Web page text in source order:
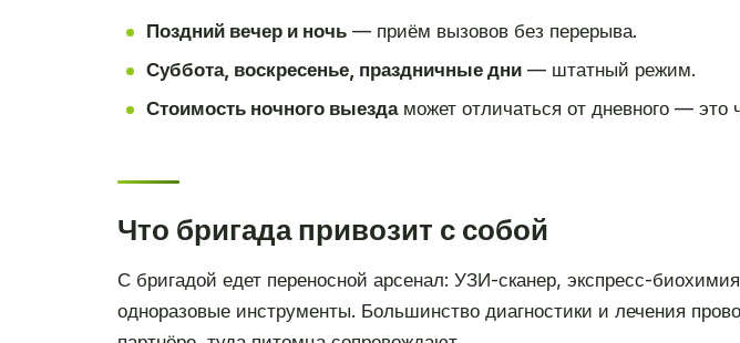
Поздний вечер и ночь— приём вызовов без перерыва.
Суббота, воскресенье, праздничные дни— штатный режим.
Стоимость ночного выездаможет отличаться от дневного — это
Что бригада привозит с собой
С бригадой едет переносной арсенал: УЗИ-сканер, экспресс-
одноразовые инструменты. Большинство диагностики и лечения